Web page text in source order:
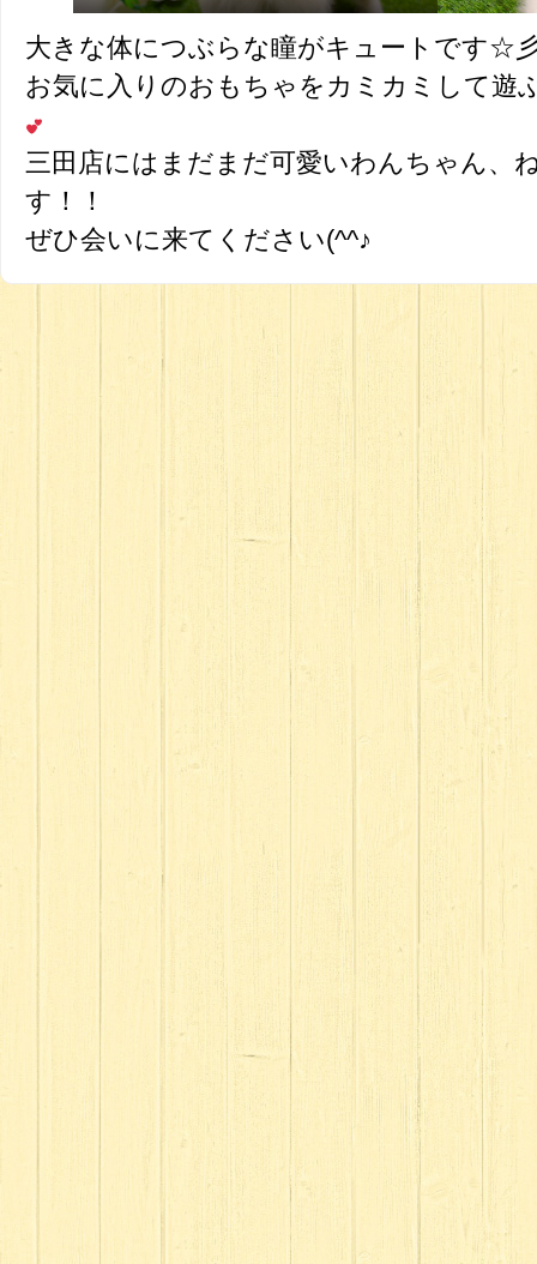
大きな体につぶらな瞳がキュートです☆
お気に入りのおもちゃをカミカミして遊
三田店にはまだまだ可愛いわんちゃん、
す！！
ぜひ会いに来てください(^^♪